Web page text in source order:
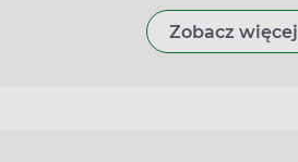
Zobacz więcej